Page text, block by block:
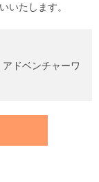
いたします。
ドベンチャーワ